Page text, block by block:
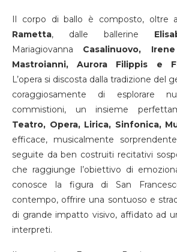
Il corpo di ballo è composto, oltre
Rametta, dalle ballerine
Mariagiovanna Casalinuovo,
Mastroianni, Aurora Filippis e
L’opera si discosta dalla tradizione del
coraggiosamente di esplorare
commistioni, un insieme
Teatro, Opera, Lirica, Sinfonica,
efficace, musicalmente
seguite da ben costruiti recitativi
che raggiunge l’obiettivo di
conosce la figura di San
contempo, offrire una sontuoso e
di grande impatto visivo, affidato ad
interpreti.